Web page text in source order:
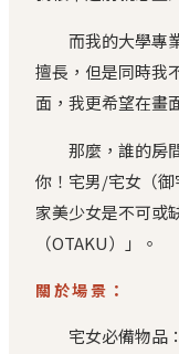
而我的大學專
擅長，但是同時我
面，我更希望在畫
那麼，誰的房
你！宅男/宅女（
家美少女是不可或
（OTAKU）」。
關於場景：
宅女必備物品：